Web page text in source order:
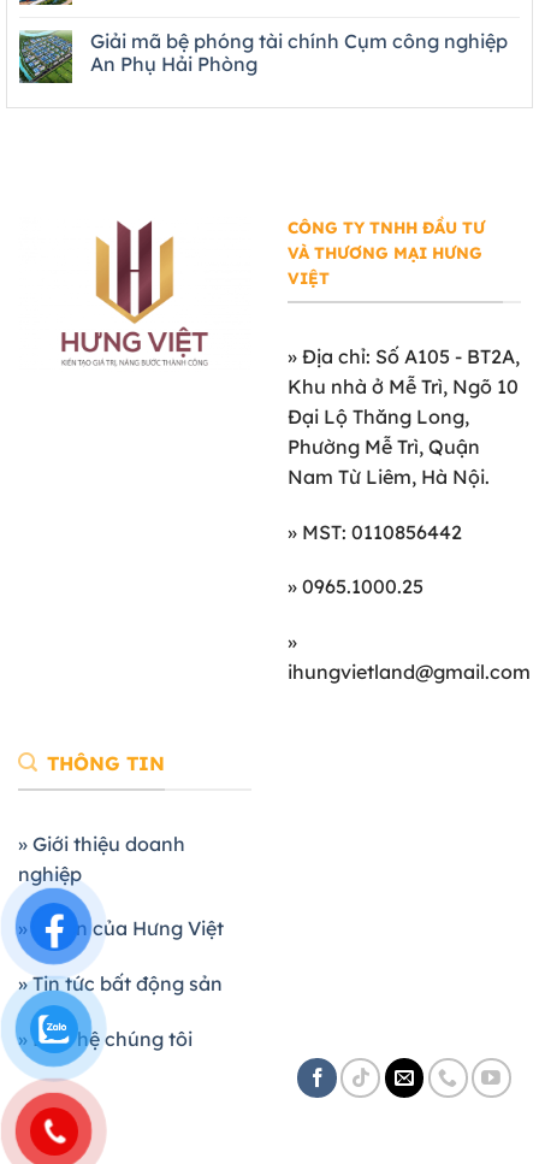
Giải mã bệ phóng tài chính Cụm công nghiệp
An Phụ Hải Phòng
CÔNG TY TNHH ĐẦU TƯ
VÀ THƯƠNG MẠI HƯNG
VIỆT
» Địa chỉ: Số A105 - BT2A,
Khu nhà ở Mễ Trì, Ngõ 10
Đại Lộ Thăng Long,
Phường Mễ Trì, Quận
Nam Từ Liêm, Hà Nội.
» MST: 0110856442
» 0965.1000.25
»
ihungvietland@gmail.com
THÔNG TIN
» Giới thiệu doanh
nghiệp
» Dự án của Hưng Việt
» Tin tức bất động sản
» Liên hệ chúng tôi